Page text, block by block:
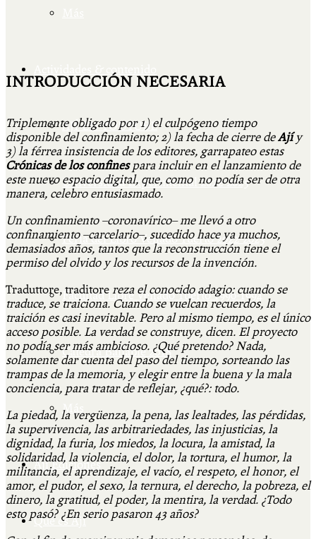
Actividades & contenido
AJÍ EN YOUTUBE
Universidad Experimental 2022-2025
Feria del Libro Venado Tuerto 2022-2025
Facultad Libre Venado Tuerto 1990-1994
Cátedra Bailable 2018
Más
Ají Ediciones
Qué es Ají
INTRODUCCIÓN NECESARIA
Triplemente obligado por 1) el culpógeno tiempo
disponible del confinamiento; 2) la fecha de cierre deAjíy
3) la férrea insistencia de los editores, garrapateo estas
Crónicas de los confinespara incluir en el lanzamiento de
este nuevo espacio digital, que, como no podía ser de otra
manera, celebro entusiasmado.
Un confinamiento –coronavírico– me llevó a otro
confinamiento –carcelario–, sucedido hace ya muchos,
demasiados años, tantos que la reconstrucción tiene el
permiso del olvido y los recursos de la invención.
Traduttore, traditore reza el conocido adagio: cuando se
traduce, se traiciona. Cuando se vuelcan recuerdos, la
traición es casi inevitable. Pero al mismo tiempo, es el único
acceso posible. La verdad se construye, dicen. El proyecto
no podía ser más ambicioso. ¿Qué pretendo? Nada,
solamente dar cuenta del paso del tiempo, sorteando las
trampas de la memoria, y elegir entre la buena y la mala
conciencia, para tratar de reflejar, ¿qué?: todo.
La piedad, la vergüenza, la pena, las lealtades, las pérdidas,
la supervivencia, las arbitrariedades, las injusticias, la
dignidad, la furia, los miedos, la locura, la amistad, la
solidaridad, la violencia, el dolor, la tortura, el humor, la
militancia, el aprendizaje, el vacío, el respeto, el honor, el
amor, el pudor, el sexo, la ternura, el derecho, la pobreza, el
dinero, la gratitud, el poder, la mentira, la verdad. ¿Todo
esto pasó? ¿En serio pasaron 43 años?